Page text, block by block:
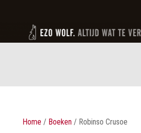
Home / Boeken/ Robinso Crusoe